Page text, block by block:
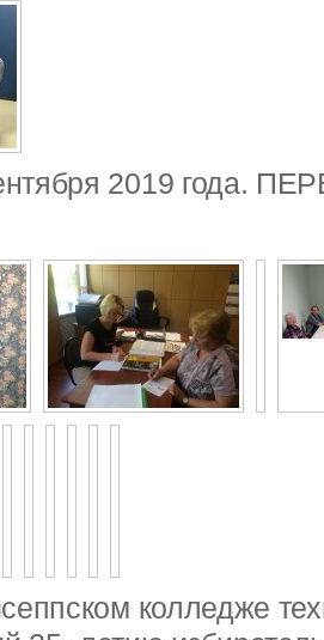
2019 года.
колледже